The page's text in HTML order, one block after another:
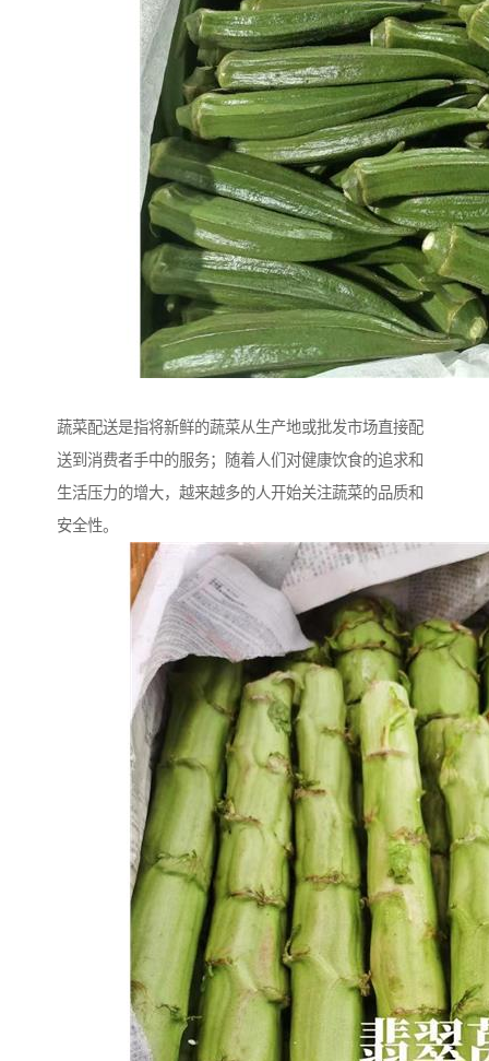
蔬菜配送是指将新鲜的蔬菜从生产地或批发市场直接配
送到消费者手中的服务；随着人们对健康饮食的追求和
生活压力的增大，越来越多的人开始关注蔬菜的品质和
安全性。